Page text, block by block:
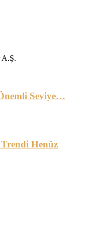
A.Ş.
Seviye…
Henüz